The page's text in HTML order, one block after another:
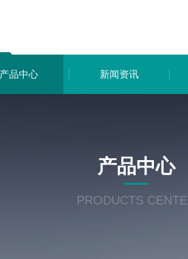
产品中心 新闻资讯
产品中心
PRODUCTS